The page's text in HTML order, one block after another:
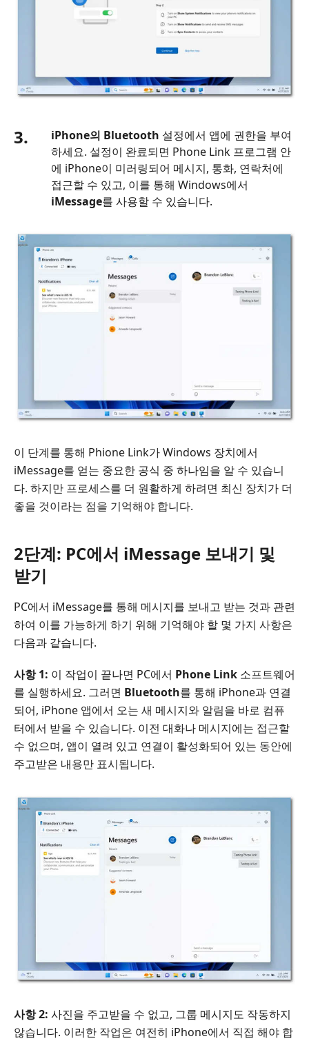
3. iPhone의 Bluetooth 설정에서 앱에 권한을 부여
하세요. 설정이 완료되면 Phone Link 프로그램 안
에 iPhone이 미러링되어 메시지, 통화, 연락처에
접근할 수 있고, 이를 통해 Windows에서
iMessage를 사용할 수 있습니다.
이 단계를 통해 Phione Link가 Windows 장치에서
iMessage를 얻는 중요한 공식 중 하나임을 알 수 있습니
다. 하지만 프로세스를 더 원활하게 하려면 최신 장치가 더
좋을 것이라는 점을 기억해야 합니다.
2단계: PC에서 iMessage 보내기 및
받기
PC에서 iMessage를 통해 메시지를 보내고 받는 것과 관련
하여 이를 가능하게 하기 위해 기억해야 할 몇 가지 사항은
다음과 같습니다.
사항 1: 이 작업이 끝나면 PC에서 Phone Link 소프트웨어
를 실행하세요. 그러면 Bluetooth를 통해 iPhone과 연결
되어, iPhone 앱에서 오는 새 메시지와 알림을 바로 컴퓨
터에서 받을 수 있습니다. 이전 대화나 메시지에는 접근할
수 없으며, 앱이 열려 있고 연결이 활성화되어 있는 동안에
주고받은 내용만 표시됩니다.
사항 2: 사진을 주고받을 수 없고, 그룹 메시지도 작동하지
않습니다. 이러한 작업은 여전히 iPhone에서 직접 해야 합